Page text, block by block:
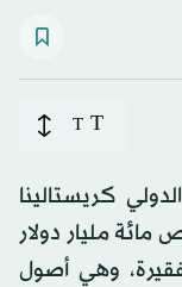
T
T
كريستالينا
مليار دولار
وهي أصول